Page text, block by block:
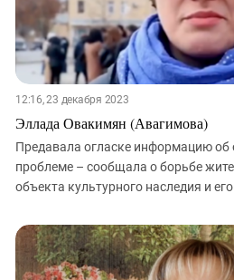
12:16, 23 декабря 2023
Эллада Овакимян (Авагимова)
Предавала огласке информацию
проблеме – сообщала о борьбе
объекта культурного наследия и